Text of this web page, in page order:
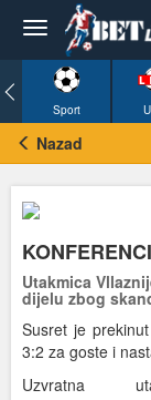
Sport
Nazad
Utakmica
dijelu zbog
Susret je
3:2 za goste i
Uzvratna